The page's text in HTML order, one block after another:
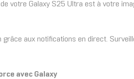
de votre Galaxy S25 Ultra est à votre
grâce aux notifications en direct.
avec Galaxy